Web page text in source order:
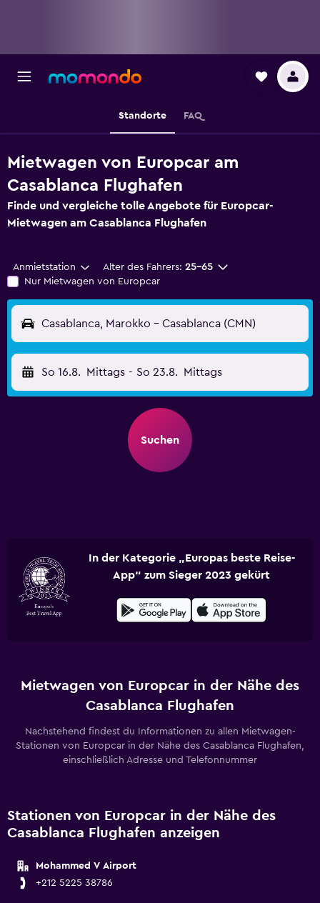
Standorte FAQ
Mietwagen von Europcar am
Casablanca Flughafen
Finde und vergleiche tolle Angebote für Europcar-
Mietwagen am Casablanca Flughafen
Anmietstation Alter des Fahrers: 25-65
Nur Mietwagen von Europcar
Casablanca, Marokko - Casablanca (CMN)
So 16.8. Mittags - So 23.8. Mittags
Suchen
In der Kategorie „Europas beste Reise-
App“ zum Sieger 2023 gekürt
Mietwagen von Europcar in der Nähe des
Casablanca Flughafen
Nachstehend findest du Informationen zu allen Mietwagen-
Stationen von Europcar in der Nähe des Casablanca Flughafen,
einschließlich Adresse und Telefonnummer
Stationen von Europcar in der Nähe des
Casablanca Flughafen anzeigen
Mohammed V Airport
+212 5225 38786